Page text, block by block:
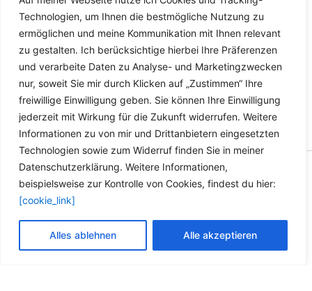
Technologien, um Ihnen die bestmögliche Nutzung zu
ermöglichen und meine Kommunikation mit Ihnen relevant
zu gestalten. Ich berücksichtige hierbei Ihre Präferenzen
und verarbeite Daten zu Analyse- und Marketingzwecken
nur, soweit Sie mir durch Klicken auf „Zustimmen“ Ihre
freiwillige Einwilligung geben. Sie können Ihre Einwilligung
jederzeit mit Wirkung für die Zukunft widerrufen. Weitere
Informationen zu von mir und Drittanbietern eingesetzten
Technologien sowie zum Widerruf finden Sie in meiner
Datenschutzerklärung. Weitere Informationen,
beispielsweise zur Kontrolle von Cookies, findest du hier:
[cookie_link]
Alles ablehnen Alle akzeptieren
Details
Produkt
weist
mehrere
Varianten
auf.
Die
Optionen
können
auf
der
Produktseite
werden
Copyright © 2026 Versandhandel für Fahrzeugteile, Ersatzteile
für: SMART BMW VW - Zubehör für Werkstätten.
Vertrag widerrufen